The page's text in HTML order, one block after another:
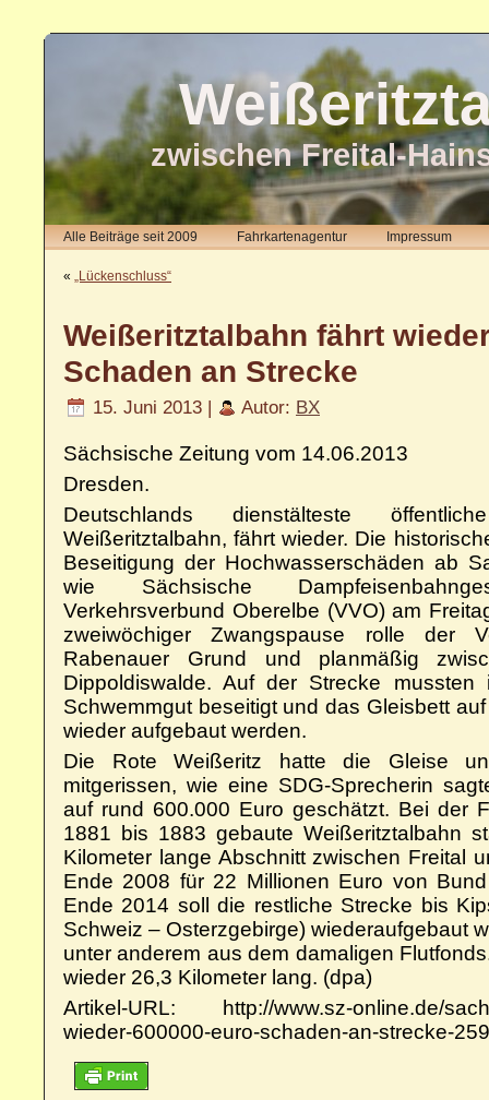
zwischen Freital-
Alle Beiträge seit 2009 Fahrkartenagentur Impressum
« „Lückenschluss“
Weißeritztalbahn fährt
Schaden an Strecke
15. Juni 2013 | Autor: BX
Sächsische Zeitung vom 14.06.2013
Dresden.
Deutschlands dienstälteste
Weißeritztalbahn, fährt wieder. Die
Beseitigung der Hochwasserschäden ab
wie Sächsische
Verkehrsverbund Oberelbe (VVO) am
zweiwöchiger Zwangspause rolle der
Rabenauer Grund und planmäßig
Dippoldiswalde. Auf der Strecke
Schwemmgut beseitigt und das Gleisbett
wieder aufgebaut werden.
Die Rote Weißeritz hatte die Gleise
mitgerissen, wie eine SDG-Sprecherin
auf rund 600.000 Euro geschätzt. Bei der
1881 bis 1883 gebaute Weißeritztalbahn
Kilometer lange Abschnitt zwischen Freital
Ende 2008 für 22 Millionen Euro von
Ende 2014 soll die restliche Strecke bis
Schweiz – Osterzgebirge) wiederaufgebaut
unter anderem aus dem damaligen
wieder 26,3 Kilometer lang. (dpa)
Artikel-URL: http://www.sz-online.de/
wieder-600000-euro-schaden-an-strecke-